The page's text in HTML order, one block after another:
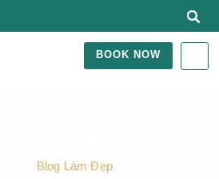
BOOK NOW
Blog Làm Đẹp